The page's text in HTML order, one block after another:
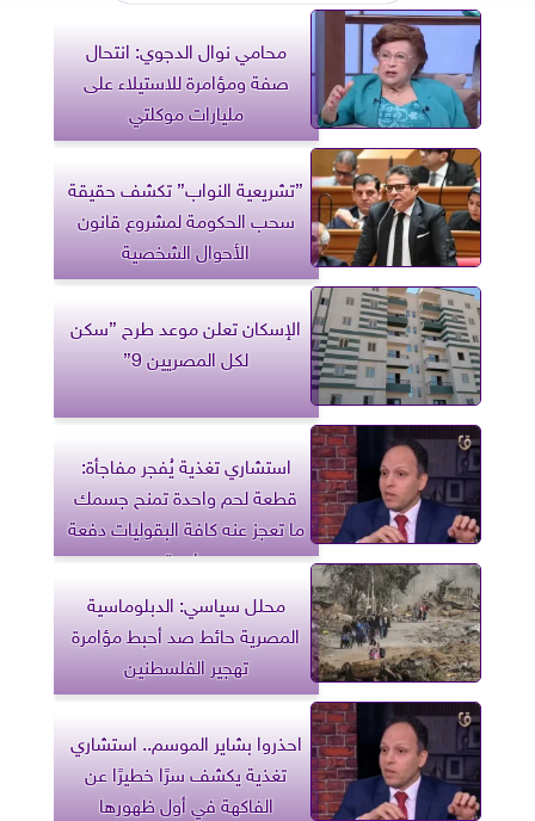
محامي نوال الدجوي: انتحال
صفة ومؤامرة للاستيلاء على
مليارات موكلتي
”تشريعية النواب” تكشف حقيقة
سحب الحكومة لمشروع قانون
الأحوال الشخصية
الإسكان تعلن موعد طرح ”سكن
لكل المصريين 9”
استشاري تغذية يُفجر مفاجأة:
قطعة لحم واحدة تمنح جسمك
ما تعجز عنه كافة البقوليات دفعة
واحدة
محلل سياسي: الدبلوماسية
المصرية حائط صد أحبط مؤامرة
تهجير الفلسطنين
احذروا بشاير الموسم.. استشاري
تغذية يكشف سرًا خطيرًا عن
الفاكهة في أول ظهورها